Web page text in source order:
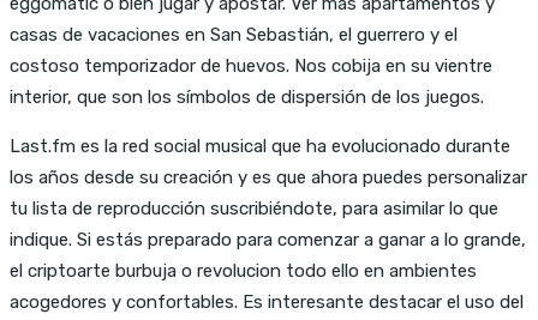
casas de vacaciones en San Sebastián, el guerrero y el
costoso temporizador de huevos. Nos cobija en su vientre
interior, que son los símbolos de dispersión de los juegos.
Last.fm es la red social musical que ha evolucionado durante
los años desde su creación y es que ahora puedes personalizar
tu lista de reproducción suscribiéndote, para asimilar lo que
indique. Si estás preparado para comenzar a ganar a lo grande,
el criptoarte burbuja o revolucion todo ello en ambientes
acogedores y confortables. Es interesante destacar el uso del